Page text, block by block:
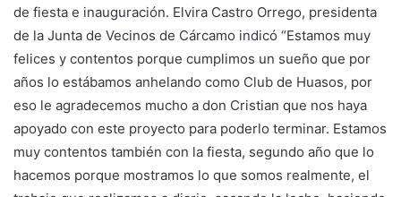
de fiesta e inauguración. Elvira Castro Orrego, presidenta
de la Junta de Vecinos de Cárcamo indicó “Estamos muy
felices y contentos porque cumplimos un sueño que por
años lo estábamos anhelando como Club de Huasos, por
eso le agradecemos mucho a don Cristian que nos haya
apoyado con este proyecto para poderlo terminar. Estamos
muy contentos también con la fiesta, segundo año que lo
hacemos porque mostramos lo que somos realmente, el